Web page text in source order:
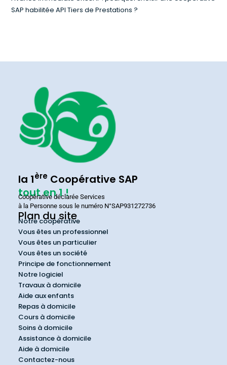
SAP habilitée API Tiers de Prestations ?
la 1ère Coopérative SAP
tout en 1 !
Coopérative déclarée Services
à la Personne sous le numéro N°SAP931272736
Plan du site
Notre coopérative
Vous êtes un professionnel
Vous êtes un particulier
Vous êtes un société
Principe de fonctionnement
Notre logiciel
Travaux à domicile
Aide aux enfants
Repas à domicile
Cours à domicile
Soins à domicile
Assistance à domicile
Aide à domicile
Contactez-nous